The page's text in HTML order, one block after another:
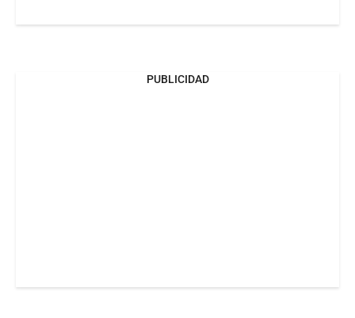
PUBLICIDAD